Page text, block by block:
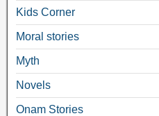
Kids Corner
Moral stories
Myth
Novels
Onam Stories